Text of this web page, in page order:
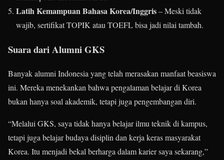
Latih Kemampuan Bahasa Korea/Inggris– Meski tidak
wajib, sertifikat TOPIK atau TOEFL bisa jadi nilai tambah.
Suara dari Alumni GKS
Banyak alumni Indonesia yang telah merasakan manfaat beasiswa
ini. Mereka menekankan bahwa pengalaman belajar di Korea
bukan hanya soal akademik, tetapi juga pengembangan diri.
“Melalui GKS, saya tidak hanya belajar ilmu teknik di kampus,
tetapi juga belajar budaya disiplin dan kerja keras masyarakat
Korea. Itu menjadi bekal berharga dalam karier saya sekarang,”